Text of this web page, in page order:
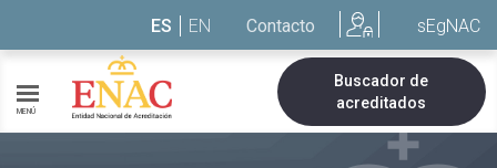
ES EN Contacto sEgNAC
MENÚ
Buscador de
acreditados